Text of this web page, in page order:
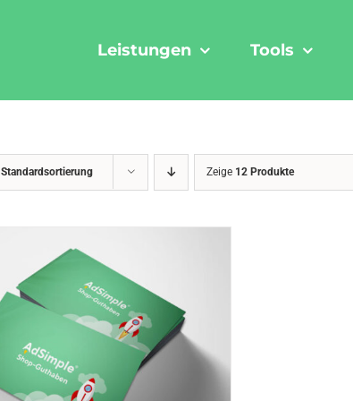
Leistungen Tools
Standardsortierung Zeige 12 Produkte